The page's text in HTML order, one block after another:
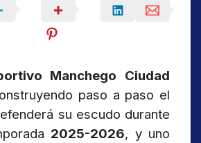
Manchego Ciudad
paso a paso el
su escudo durante
2025-2026, y uno